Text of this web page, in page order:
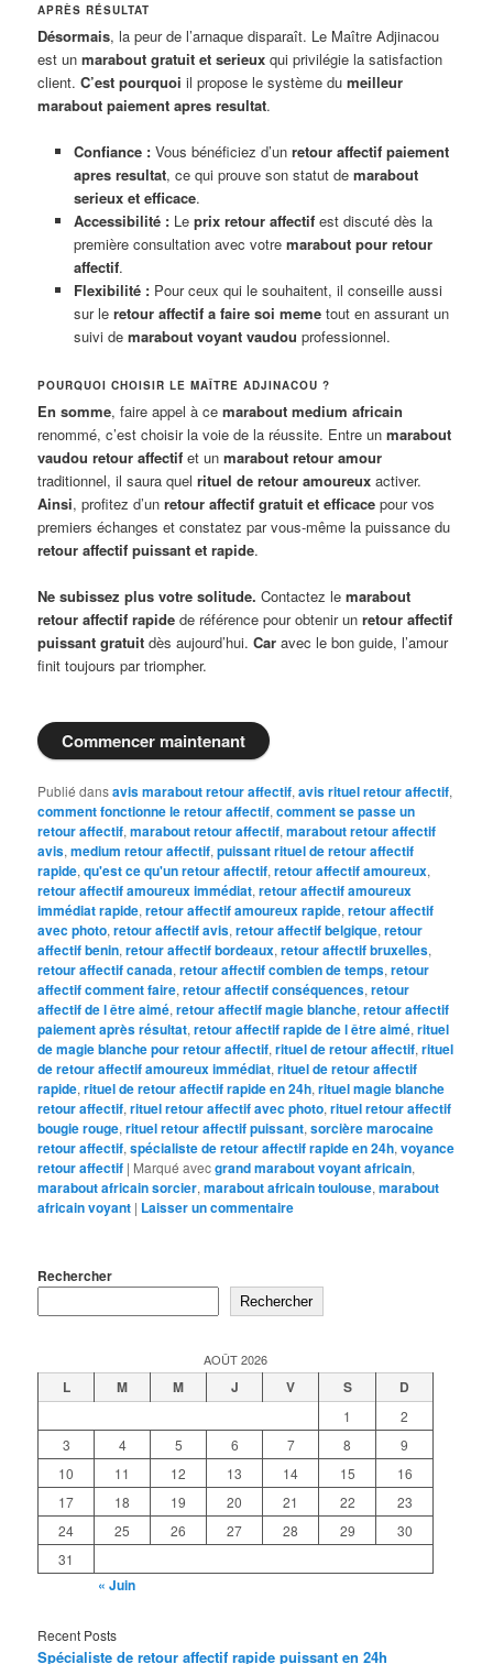
APRÈS RÉSULTAT
Désormais, la peur de l’arnaque disparaît. Le Maître Adjinacou
est unmarabout gratuit et serieux qui privilégie la satisfaction
client.C’est pourquoi il propose le système dumeilleur
marabout paiement apres resultat.
Confiance :Vous bénéficiez d’un retour affectif paiement
apres resultat, ce qui prouve son statut de marabout
serieux et efficace.
Accessibilité :Le prix retour affectifest discuté dès la
première consultation avec votre marabout pour retour
affectif.
Flexibilité :Pour ceux qui le souhaitent, il conseille aussi
sur le retour affectif a faire soi memetout en assurant un
suivi de marabout voyant vaudou professionnel.
POURQUOI CHOISIR LE MAÎTRE ADJINACOU ?
En somme, faire appel à cemarabout medium africain
renommé, c’est choisir la voie de la réussite. Entre unmarabout
vaudou retour affectif et unmarabout retour amour
traditionnel, il saura quelrituel de retour amoureux activer.
Ainsi, profitez d’unretour affectif gratuit et efficace pour vos
premiers échanges et constatez par vous-même la puissance du
retour affectif puissant et rapide.
Ne subissez plus votre solitude. Contactez lemarabout
retour affectif rapide de référence pour obtenir unretour affectif
puissant gratuit dès aujourd’hui.Car avec le bon guide, l’amour
finit toujours par triompher.
Commencer maintenant
Publié dansavis marabout retour affectif,avis rituel retour affectif,
comment fonctionne le retour affectif,comment se passe un
retour affectif,marabout retour affectif,marabout retour affectif
avis,medium retour affectif,puissant rituel de retour affectif
rapide,qu'est ce qu'un retour affectif,retour affectif amoureux,
retour affectif amoureux immédiat,retour affectif amoureux
immédiat rapide,retour affectif amoureux rapide,retour affectif
avec photo,retour affectif avis,retour affectif belgique,retour
affectif benin,retour affectif bordeaux,retour affectif bruxelles,
retour affectif canada,retour affectif combien de temps,retour
affectif comment faire,retour affectif conséquences,retour
affectif de l être aimé,retour affectif magie blanche,retour affectif
paiement après résultat,retour affectif rapide de l être aimé,rituel
de magie blanche pour retour affectif,rituel de retour affectif,rituel
de retour affectif amoureux immédiat,rituel de retour affectif
rapide,rituel de retour affectif rapide en 24h,rituel magie blanche
retour affectif,rituel retour affectif avec photo,rituel retour affectif
bougie rouge,rituel retour affectif puissant,sorcière marocaine
retour affectif,spécialiste de retour affectif rapide en 24h,voyance
retour affectif | Marqué avecgrand marabout voyant africain,
marabout africain sorcier,marabout africain toulouse,marabout
africain voyant | Laisser un commentaire
Rechercher
Rechercher
AOÛT 2026
L M M J V S D
1
2
3
4 5 6 7 8
9
10
11 12 13 14 15
16
17
18 19 20 21 22
23
24
25 26 27 28 29
30
31
« Juin
Recent Posts
Spécialiste de retour affectif rapide puissant en 24h